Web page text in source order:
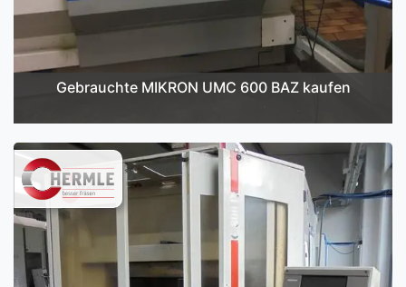
Gebrauchte MIKRON UMC 600 BAZ kaufen